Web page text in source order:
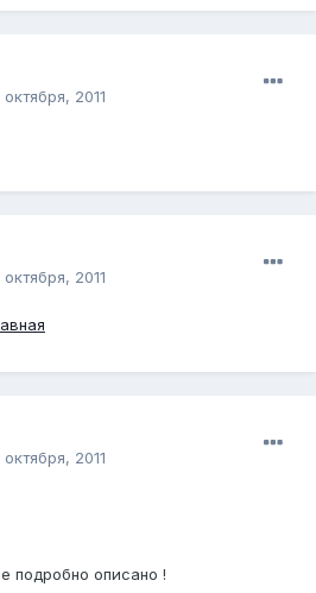
октября, 2011
октября, 2011
октября, 2011
подробно описано !